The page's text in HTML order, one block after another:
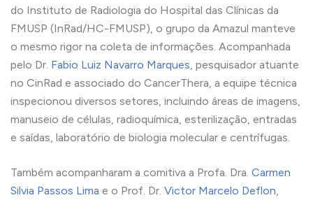
do Instituto de Radiologia do Hospital das Clínicas da
FMUSP (InRad/HC-FMUSP), o grupo da Amazul manteve
o mesmo rigor na coleta de informações. Acompanhada
pelo Dr. Fabio Luiz Navarro Marques, pesquisador atuante
no CinRad e associado do CancerThera, a equipe técnica
inspecionou diversos setores, incluindo áreas de imagens,
manuseio de células, radioquímica, esterilização, entradas
e saídas, laboratório de biologia molecular e centrífugas.
Também acompanharam a comitiva a Profa. Dra. Carmen
Silvia Passos Lima e o Prof. Dr. Victor Marcelo Deflon,